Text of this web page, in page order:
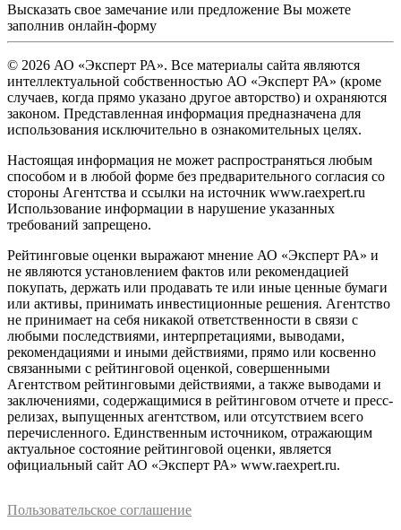
Высказать свое замечание или предложение Вы можете
заполнив онлайн-форму
© 2026 АО «Эксперт РА». Все материалы сайта являются
интеллектуальной собственностью АО «Эксперт РА» (кроме
случаев, когда прямо указано другое авторство) и охраняются
законом. Представленная информация предназначена для
использования исключительно в ознакомительных целях.
Настоящая информация не может распространяться любым
способом и в любой форме без предварительного согласия со
стороны Агентства и ссылки на источник www.raexpert.ru
Использование информации в нарушение указанных
требований запрещено.
Рейтинговые оценки выражают мнение АО «Эксперт РА» и
не являются установлением фактов или рекомендацией
покупать, держать или продавать те или иные ценные бумаги
или активы, принимать инвестиционные решения. Агентство
не принимает на себя никакой ответственности в связи с
любыми последствиями, интерпретациями, выводами,
рекомендациями и иными действиями, прямо или косвенно
связанными с рейтинговой оценкой, совершенными
Агентством рейтинговыми действиями, а также выводами и
заключениями, содержащимися в рейтинговом отчете и пресс-
релизах, выпущенных агентством, или отсутствием всего
перечисленного. Единственным источником, отражающим
актуальное состояние рейтинговой оценки, является
официальный сайт АО «Эксперт РА» www.raexpert.ru.
Пользовательское соглашение